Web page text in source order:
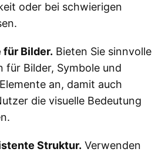
oder bei schwierigen
Bilder. Bieten Sie sinnvolle
für Bilder, Symbole und
an, damit auch
die visuelle Bedeutung
Struktur. Verwenden